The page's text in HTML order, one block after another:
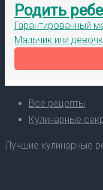
Родить
Гарантированный
Мальчик или
Все рецепты
Кулинарные
Лучшие кулинарные